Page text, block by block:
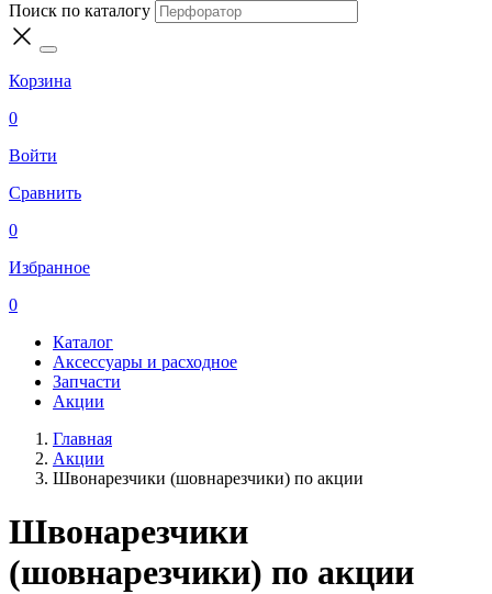
Поиск по каталогу
Корзина
0
Войти
Сравнить
0
Избранное
0
Каталог
Аксессуары и расходное
Запчасти
Акции
Главная
Акции
Швонарезчики (шовнарезчики) по акции
Швонарезчики
(шовнарезчики) по акции